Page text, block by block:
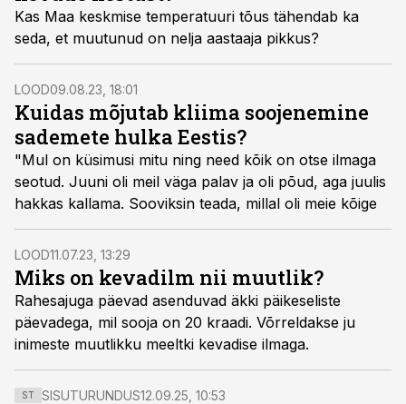
Kas Maa keskmise temperatuuri tõus tähendab ka
seda, et muutunud on nelja aastaaja pikkus?
LOOD09.08.23, 18:01
Kuidas mõjutab kliima soojenemine
sademete hulka Eestis?
"Mul on küsimusi mitu ning need kõik on otse ilmaga
seotud. Juuni oli meil väga palav ja oli põud, aga juulis
hakkas kallama. Sooviksin teada, millal oli meie kõige
LOOD11.07.23, 13:29
Miks on kevadilm nii muutlik?
Rahesajuga päevad asenduvad äkki päikeseliste
päevadega, mil sooja on 20 kraadi. Võrreldakse ju
inimeste muutlikku meeltki kevadise ilmaga.
ST SISUTURUNDUS12.09.25, 10:53